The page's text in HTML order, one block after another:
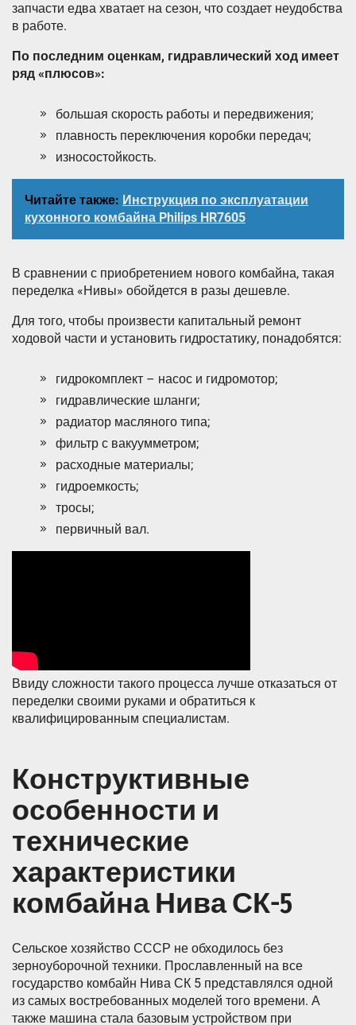
запчасти едва хватает на сезон, что создает неудобства
в работе.
По последним оценкам, гидравлический ход имеет
ряд «плюсов»:
большая скорость работы и передвижения;
плавность переключения коробки передач;
износостойкость.
Читайте также: Инструкция по эксплуатации
кухонного комбайна Philips HR7605
В сравнении с приобретением нового комбайна, такая
переделка «Нивы» обойдется в разы дешевле.
Для того, чтобы произвести капитальный ремонт
ходовой части и установить гидростатику, понадобятся:
гидрокомплект – насос и гидромотор;
гидравлические шланги;
радиатор масляного типа;
фильтр с вакуумметром;
расходные материалы;
гидроемкость;
тросы;
первичный вал.
Ввиду сложности такого процесса лучше отказаться от
переделки своими руками и обратиться к
квалифицированным специалистам.
Конструктивные
особенности и
технические
характеристики
комбайна Нива СК-5
Сельское хозяйство СССР не обходилось без
зерноуборочной техники. Прославленный на все
государство комбайн Нива СК 5 представлялся одной
из самых востребованных моделей того времени. А
также машина стала базовым устройством при